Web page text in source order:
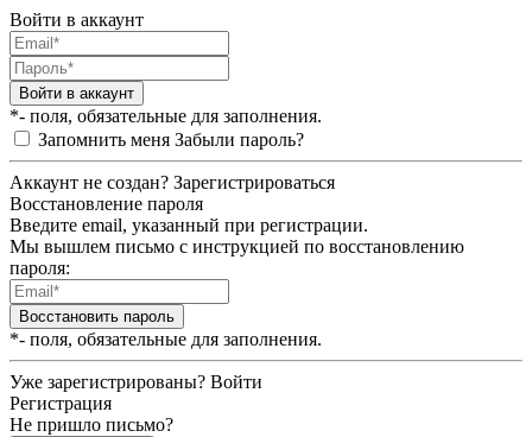
Войти в аккаунт
Войти в аккаунт
*- поля, обязательные для заполнения.
Запомнить меня Забыли пароль?
Аккаунт не создан? Зарегистрироваться
Восстановление пароля
Введите email, указанный при регистрации.
Мы вышлем письмо с инструкцией по восстановлению
пароля:
Восстановить пароль
*- поля, обязательные для заполнения.
Уже зарегистрированы? Войти
Регистрация
Не пришло письмо?